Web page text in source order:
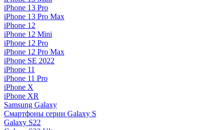
iPhone 13 Pro
iPhone 13 Pro Max
iPhone 12
iPhone 12 Mini
iPhone 12 Pro
iPhone 12 Pro Max
iPhone SE 2022
iPhone 11
iPhone 11 Pro
iPhone X
iPhone XR
Samsung Galaxy
Смартфоны серии Galaxy S
Galaxy S22